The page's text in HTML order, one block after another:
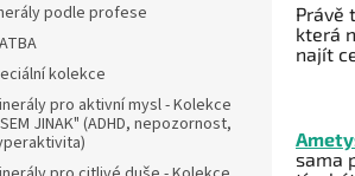
podle profese
kolekce
pro aktivní mysl - Kolekce
JINAK" (ADHD, nepozornost,
Právě
která
najít
sama